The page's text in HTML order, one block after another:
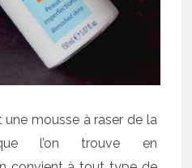
mousse à raser de la
l’on trouve en